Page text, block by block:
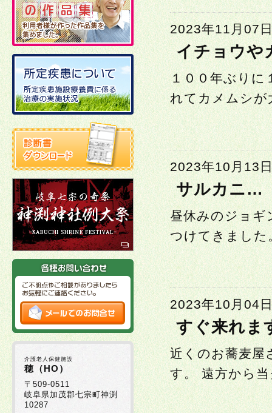
2023年11月07
イチョウや
１００年ぶりに
れてカメムシが
2023年10月13
サルカニ…
昼休みのジョギ
つけてきました
2023年10月04
すぐ来れま
近くのお蕎麦屋
す。 遠方から
介護老人保健施設
穂（HO）
〒509-0511
岐阜県加茂郡七宗町神渕
10287